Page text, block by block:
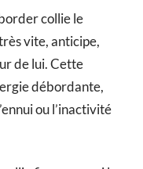
collie le
vite, anticipe,
de lui. Cette
débordante,
ou l’inactivité